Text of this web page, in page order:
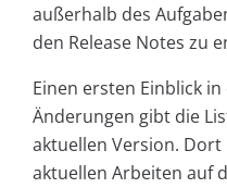
außerhalb des
den Release Notes zu
Einen ersten Einblick
Änderungen gibt die
aktuellen Version.
aktuellen Arbeiten auf